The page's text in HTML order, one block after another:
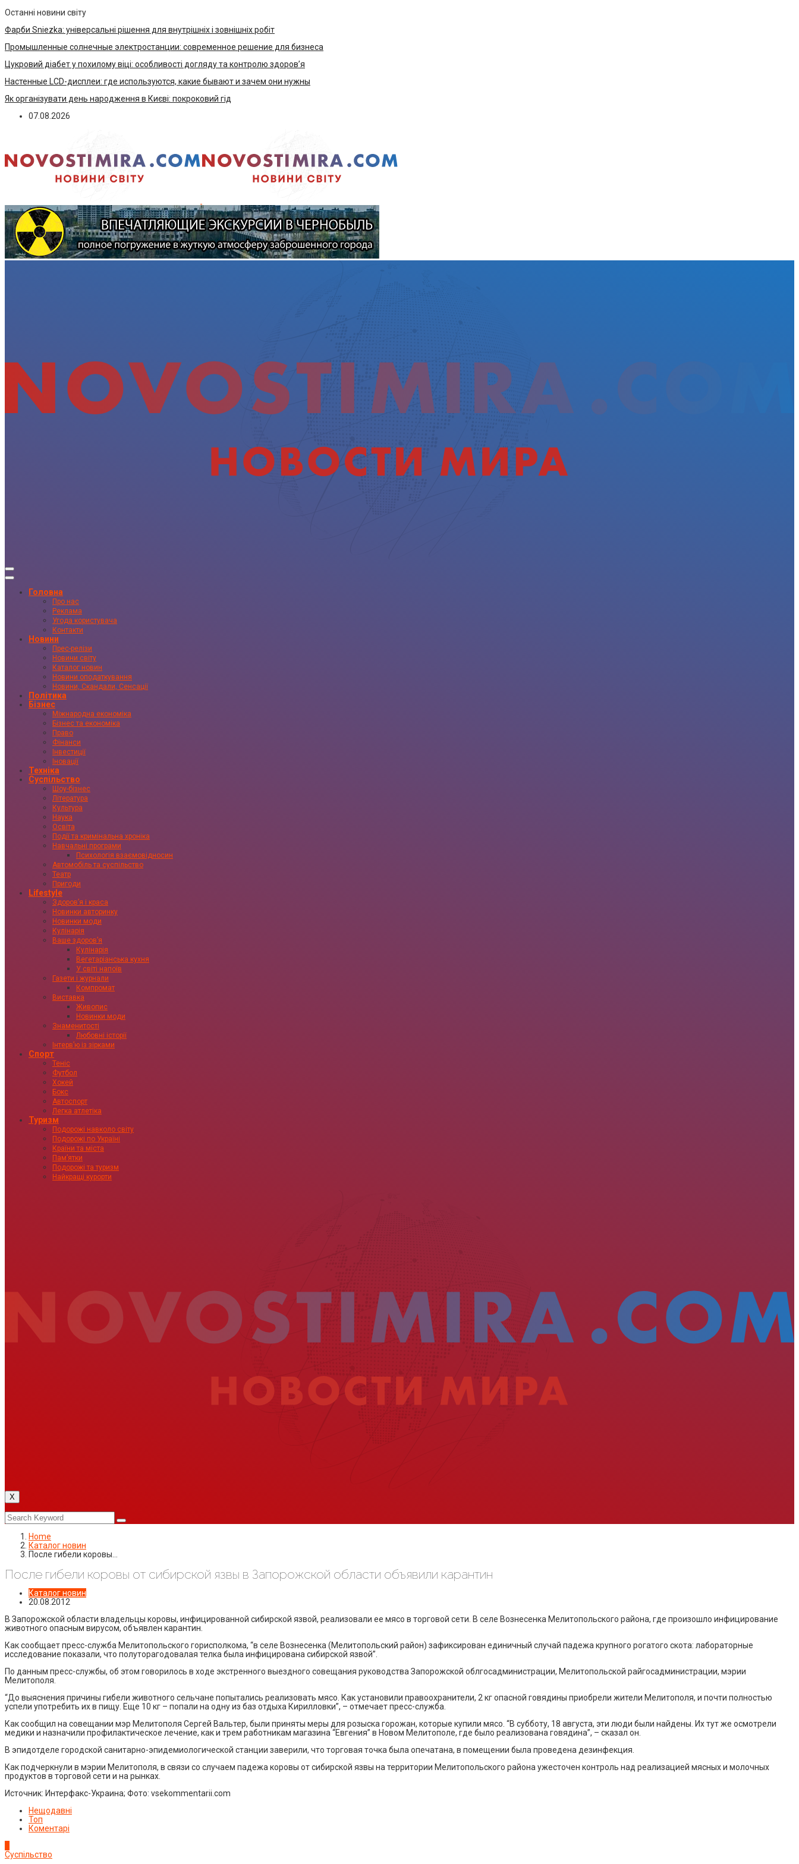
Останні новини світу
Фарби Sniezka: універсальні рішення для внутрішніх і зовнішніх робіт
Промышленные солнечные электростанции: современное решение для бизнеса
Цукровий діабет у похилому віці: особливості догляду та контролю здоров’я
Настенные LCD-дисплеи: где используются, какие бывают и зачем они нужны
Як організувати день народження в Києві: покроковий гід
07.08.2026
Головна
Про нас
Реклама
Угода користувача
Контакти
Новини
Прес-релізи
Новини світу
Каталог новин
Новини оподаткування
Новини, Скандали, Сенсації
Політика
Бізнес
Міжнародна економіка
Бізнес та економіка
Право
Фінанси
Інвестиції
Іновації
Техніка
Суспільство
Шоу-бізнес
Література
Культура
Наука
Освіта
Події та кримінальна хроніка
Навчальні програми
Психологія взаємовідносин
Автомобіль та суспільство
Театр
Пригоди
Lifestyle
Здоровʼя і краса
Новинки авторинку
Новинки моди
Кулінарія
Ваше здоровʼя
Кулінарія
Вегетаріанська кухня
У світі напоїв
Газети і журнали
Компромат
Виставка
Живопис
Новинки моди
Знаменитості
Любовні історії
Інтервʼю із зірками
Спорт
Теніс
Футбол
Хокей
Бокс
Автоспорт
Легка атлетіка
Туризм
Подорожі навколо світу
Подорожі по Україні
Країни та міста
Пам’ятки
Подорожі та туризм
Найкращі курорти
X
Home
Каталог новин
После гибели коровы…
После гибели коровы от сибирской язвы в Запорожской области объявили карантин
Каталог новин
20.08.2012
В Запорожской области владельцы коровы, инфицированной сибирской язвой, реализовали ее мясо в торговой сети. В селе Вознесенка Мелитопольского района, где произошло инфицирование
животного опасным вирусом, объявлен карантин.
Как сообщает пресс-служба Мелитопольского горисполкома, “в селе Вознесенка (Мелитопольский район) зафиксирован единичный случай падежа крупного рогатого скота: лабораторные
исследование показали, что полуторагодовалая телка была инфицирована сибирской язвой”.
По данным пресс-службы, об этом говорилось в ходе экстренного выездного совещания руководства Запорожской облгосадминистрации, Мелитопольской райгосадминистрации, мэрии
Мелитополя.
“До выяснения причины гибели животного сельчане попытались реализовать мясо. Как установили правоохранители, 2 кг опасной говядины приобрели жители Мелитополя, и почти полностью
успели употребить их в пищу. Еще 10 кг – попали на одну из баз отдыха Кирилловки”, – отмечает пресс-служба.
Как сообщил на совещании мэр Мелитополя Сергей Вальтер, были приняты меры для розыска горожан, которые купили мясо. “В субботу, 18 августа, эти люди были найдены. Их тут же осмотрели
медики и назначили профилактическое лечение, как и трем работникам магазина “Евгения” в Новом Мелитополе, где было реализована говядина”, – сказал он.
В эпидотделе городской санитарно-эпидемиологической станции заверили, что торговая точка была опечатана, в помещении была проведена дезинфекция.
Как подчеркнули в мэрии Мелитополя, в связи со случаем падежа коровы от сибирской язвы на территории Мелитопольского района ужесточен контроль над реализацией мясных и молочных
продуктов в торговой сети и на рынках.
Источник: Интерфакс-Украина; Фото: vsekommentarii.com
Нещодавні
Топ
Коментарі
Суспільство